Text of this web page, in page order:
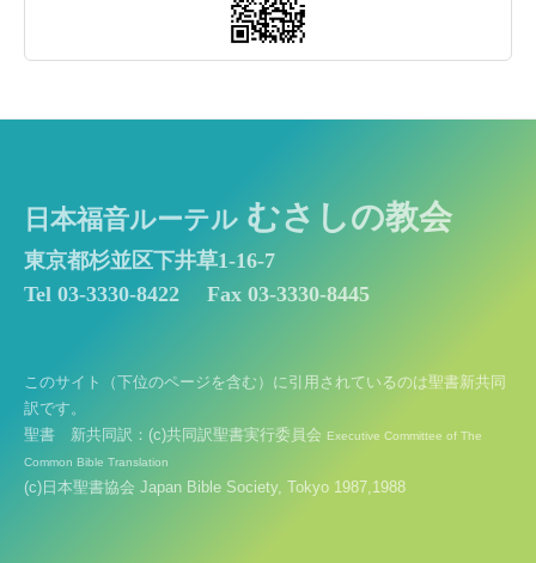
日本福音ルーテル むさしの教会
東京都杉並区下井草1-16-7
Tel 03-3330-8422
Fax 03-3330-8445
このサイト（下位のページを含む）に引用されているのは聖書新共同
訳です。
聖書 新共同訳：(c)共同訳聖書実行委員会 Executive Committee of The
Common Bible Translation
(c)日本聖書協会 Japan Bible Society, Tokyo 1987,1988